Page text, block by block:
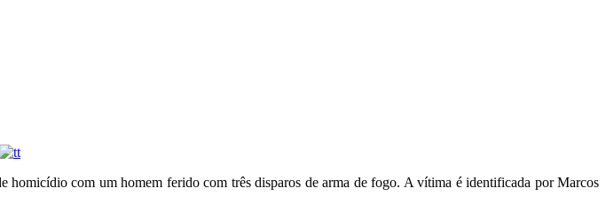
homicídio com um homem ferido com três disparos de arma de fogo. A vítima é identificada por Marcos